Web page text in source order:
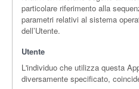
particolare riferimento alla
parametri relativi al sistema
dell’Utente.
Utente
L'individuo che utilizza questa
diversamente specificato,